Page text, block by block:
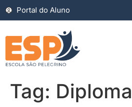
Portal do Aluno
Tag: Diploma